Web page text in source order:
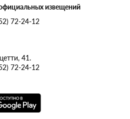
извещений
72-24-12
41.
72-24-12